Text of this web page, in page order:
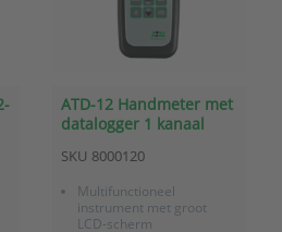
ATD-12 Handmeter met
datalogger 1 kanaal
Pt1000
SKU 8000120
Multifunctioneel
instrument met groot
LCD-scherm